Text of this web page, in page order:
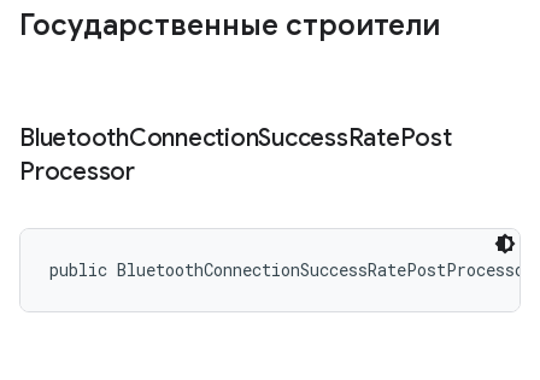
Государственные строители
BluetoothConnectionSuccessRatePost
Processor
public